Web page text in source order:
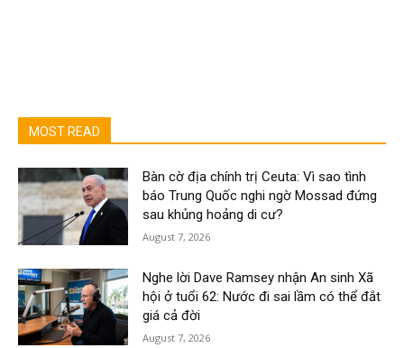
MOST READ
Bàn cờ địa chính trị Ceuta: Vì sao tình
báo Trung Quốc nghi ngờ Mossad đứng
sau khủng hoảng di cư?
August 7, 2026
Nghe lời Dave Ramsey nhận An sinh Xã
hội ở tuổi 62: Nước đi sai lầm có thể đắt
giá cả đời
August 7, 2026